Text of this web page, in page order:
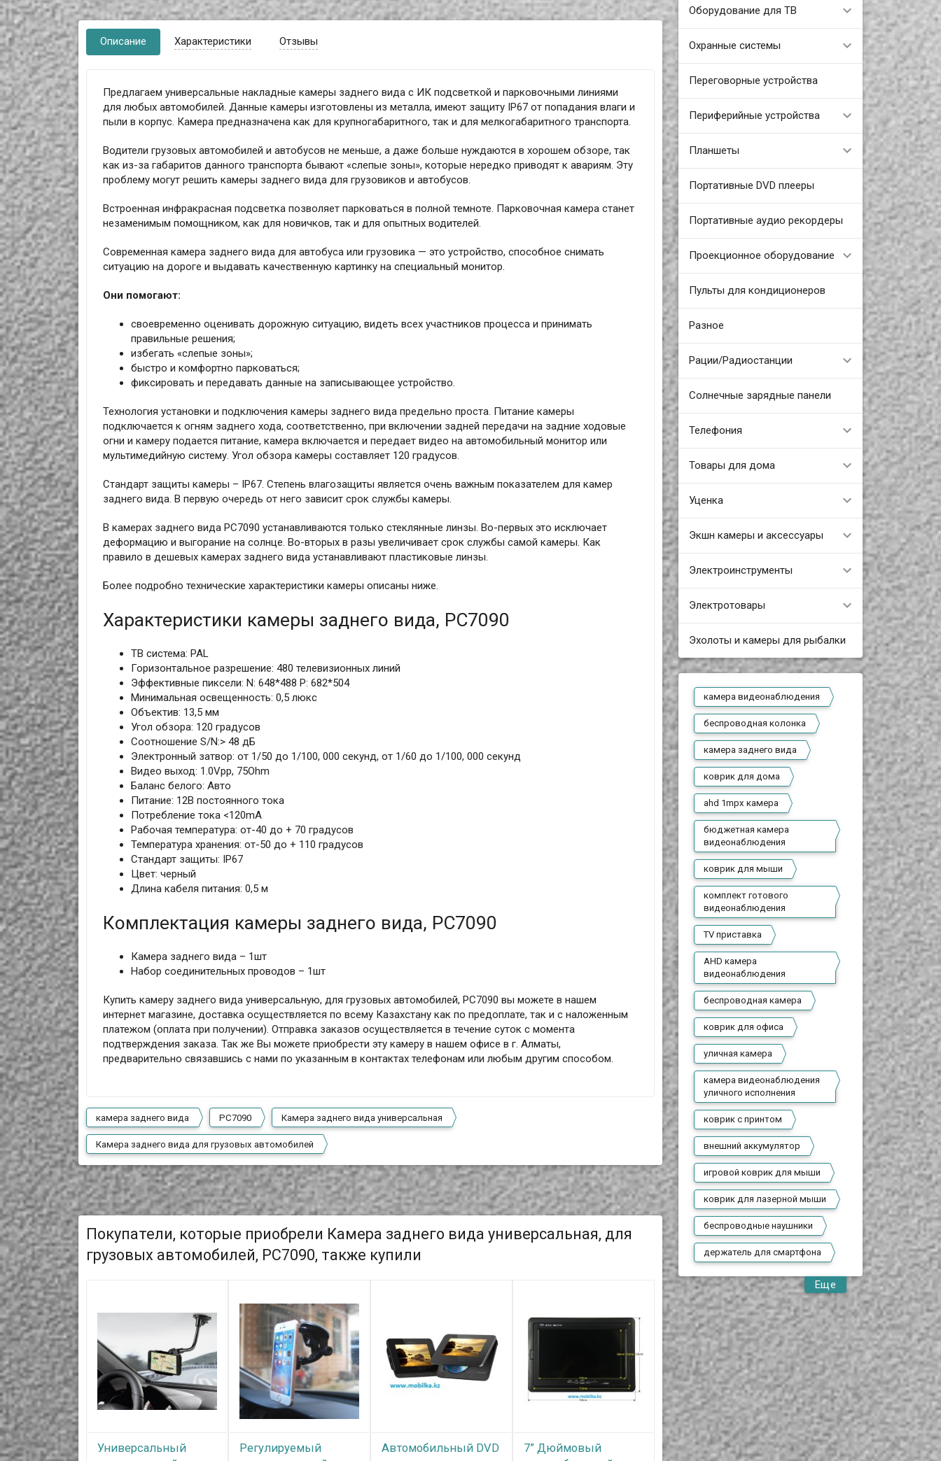
Оборудование для ТВ
Охранные системы
Переговорные устройства
Периферийные устройства
Планшеты
Портативные DVD плееры
Портативные аудио рекордеры
Проекционное оборудование
Пульты для кондиционеров
Разное
Рации/Радиостанции
Солнечные зарядные панели
Телефония
Товары для дома
Уценка
Экшн камеры и аксессуары
Электроинструменты
Электротовары
Эхолоты и камеры для рыбалки
камера видеонаблюдения
беспроводная колонка
камера заднего вида
коврик для дома
ahd 1mpx камера
бюджетная камера
видеонаблюдения
коврик для мыши
комплект готового
видеонаблюдения
TV приставка
AHD камера
видеонаблюдения
беспроводная камера
коврик для офиса
уличная камера
камера видеонаблюдения
уличного исполнения
коврик с принтом
внешний аккумулятор
игровой коврик для мыши
коврик для лазерной мыши
беспроводные наушники
держатель для смартфона
Еще
Описание Характеристики Отзывы
Предлагаем универсальные накладные камеры заднего вида с ИК подсветкой и парковочными линиями
для любых автомобилей. Данные камеры изготовлены из металла, имеют защиту IP67 от попадания влаги и
пыли в корпус. Камера предназначена как для крупногабаритного, так и для мелкогабаритного транспорта.
Водители грузовых автомобилей и автобусов не меньше, а даже больше нуждаются в хорошем обзоре, так
как из-за габаритов данного транспорта бывают «слепые зоны», которые нередко приводят к авариям. Эту
проблему могут решить камеры заднего вида для грузовиков и автобусов.
Встроенная инфракрасная подсветка позволяет парковаться в полной темноте. Парковочная камера станет
незаменимым помощником, как для новичков, так и для опытных водителей.
Современная камера заднего вида для автобуса или грузовика — это устройство, способное снимать
ситуацию на дороге и выдавать качественную картинку на специальный монитор.
Они помогают:
своевременно оценивать дорожную ситуацию, видеть всех участников процесса и принимать
правильные решения;
избегать «слепые зоны»;
быстро и комфортно парковаться;
фиксировать и передавать данные на записывающее устройство.
Технология установки и подключения камеры заднего вида предельно проста. Питание камеры
подключается к огням заднего хода, соответственно, при включении задней передачи на задние ходовые
огни и камеру подается питание, камера включается и передает видео на автомобильный монитор или
мультимедийную систему. Угол обзора камеры составляет 120 градусов.
Стандарт защиты камеры – IP67. Степень влагозащиты является очень важным показателем для камер
заднего вида. В первую очередь от него зависит срок службы камеры.
В камерах заднего вида PC7090 устанавливаются только стеклянные линзы. Во-первых это исключает
деформацию и выгорание на солнце. Во-вторых в разы увеличивает срок службы самой камеры. Как
правило в дешевых камерах заднего вида устанавливают пластиковые линзы.
Более подробно технические характеристики камеры описаны ниже.
Характеристики камеры заднего вида, PC7090
ТВ система: PAL
Горизонтальное разрешение: 480 телевизионных линий
Эффективные пиксели: N: 648*488 P: 682*504
Минимальная освещенность: 0,5 люкс
Объектив: 13,5 мм
Угол обзора: 120 градусов
Соотношение S/N:> 48 дБ
Электронный затвор: от 1/50 до 1/100, 000 секунд, от 1/60 до 1/100, 000 секунд
Видео выход: 1.0Vpp, 75Ohm
Баланс белого: Авто
Питание: 12В постоянного тока
Потребление тока <120mA
Рабочая температура: от-40 до + 70 градусов
Температура хранения: от-50 до + 110 градусов
Стандарт защиты: IP67
Цвет: черный
Длина кабеля питания: 0,5 м
Комплектация камеры заднего вида, PC7090
Камера заднего вида – 1шт
Набор соединительных проводов – 1шт
Купить камеру заднего вида универсальную, для грузовых автомобилей, PC7090 вы можете в нашем
интернет магазине, доставка осуществляется по всему Казахстану как по предоплате, так и с наложенным
платежом (оплата при получении). Отправка заказов осуществляется в течение суток с момента
подтверждения заказа. Так же Вы можете приобрести эту камеру в нашем офисе в г. Алматы,
предварительно связавшись с нами по указанным в контактах телефонам или любым другим способом.
камера заднего вида PC7090 Камера заднего вида универсальная
Камера заднего вида для грузовых автомобилей
Покупатели, которые приобрели Камера заднего вида универсальная, для
грузовых автомобилей, PC7090, также купили
Универсальный
Регулируемый
Автомобильный DVD
7” Дюймовый
7" Дюймовый
7" Дюймовый